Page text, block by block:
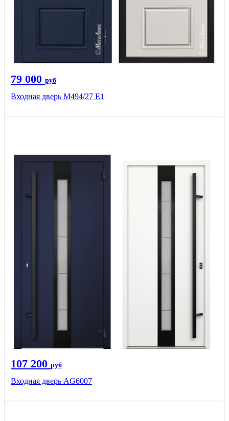
79 000 руб
Входная дверь М494/27 Е1
107 200 руб
Входная дверь AG6007